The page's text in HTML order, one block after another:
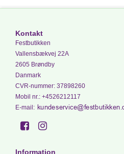
Kontakt
Festbutikken
Vallensbækvej 22A
2605 Brøndby
Danmark
CVR-nummer: 37898260
Mobil nr.: +4526212117
E-mail :
Information